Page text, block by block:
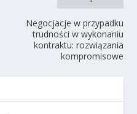
Negocjacje w przypadku
trudności w wykonaniu
kontraktu: rozwiązania
kompromisowe